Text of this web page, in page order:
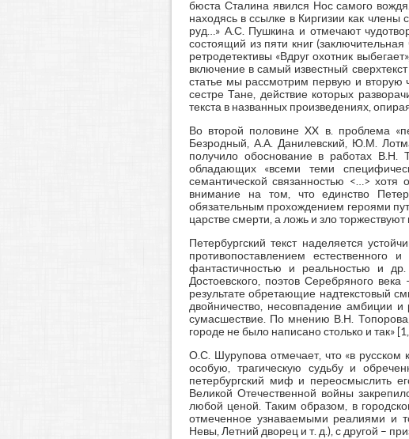
бюста Сталина явился Нос самого
находясь в ссылке в Киргизии как
руд…» А.С. Пушкина и отмечают
состоящий из пяти книг
ретродетективы «Вдруг охотник
включение в самый известный
статье мы рассмотрим первую и вторую
сестре Тане, действие которых
текста в названных произведениях,
Во второй половине XX в. проблема
Безродный, А.А. Данилевский, Ю.М.
получило обоснование в работах В.Н.
обладающих «всеми теми
семантической связанностью <…>
внимание на том, что единство
обязательным прохождением героями
царстве смерти, а ложь и зло
Петербургский текст наделяется
противопоставлением
фантастичностью и реальностью и
Достоевского, поэтов Серебряного
результате обретающие надтекстовый
двойничество, несовпадение амбиции
сумасшествие. По мнению В.Н.
городе не было написано столько и так» [1,
О.С. Шурупова отмечает, что «в русском
особую, трагическую судьбу и
петербургский миф и переосмыслить
Великой Отечественной войны
любой ценой. Таким образом, в
отмеченное узнаваемыми реалиями и
Невы, Летний дворец и т. д.), с другой –